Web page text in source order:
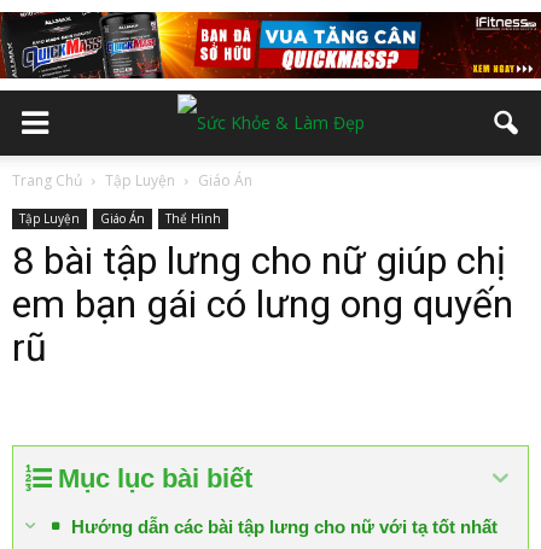
Trang Chủ Tập Luyện Giáo Án
Tập Luyện Giáo Án Thể Hình
8 bài tập lưng cho nữ giúp chị
em bạn gái có lưng ong quyến
rũ
Mục lục bài biết
Hướng dẫn các bài tập lưng cho nữ với tạ tốt nhất